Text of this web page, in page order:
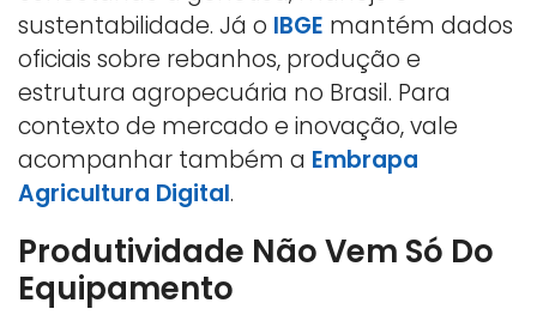
sustentabilidade. Já o IBGE mantém dados
oficiais sobre rebanhos, produção e
estrutura agropecuária no Brasil. Para
contexto de mercado e inovação, vale
acompanhar também a Embrapa
Agricultura Digital.
Produtividade Não Vem Só Do
Equipamento